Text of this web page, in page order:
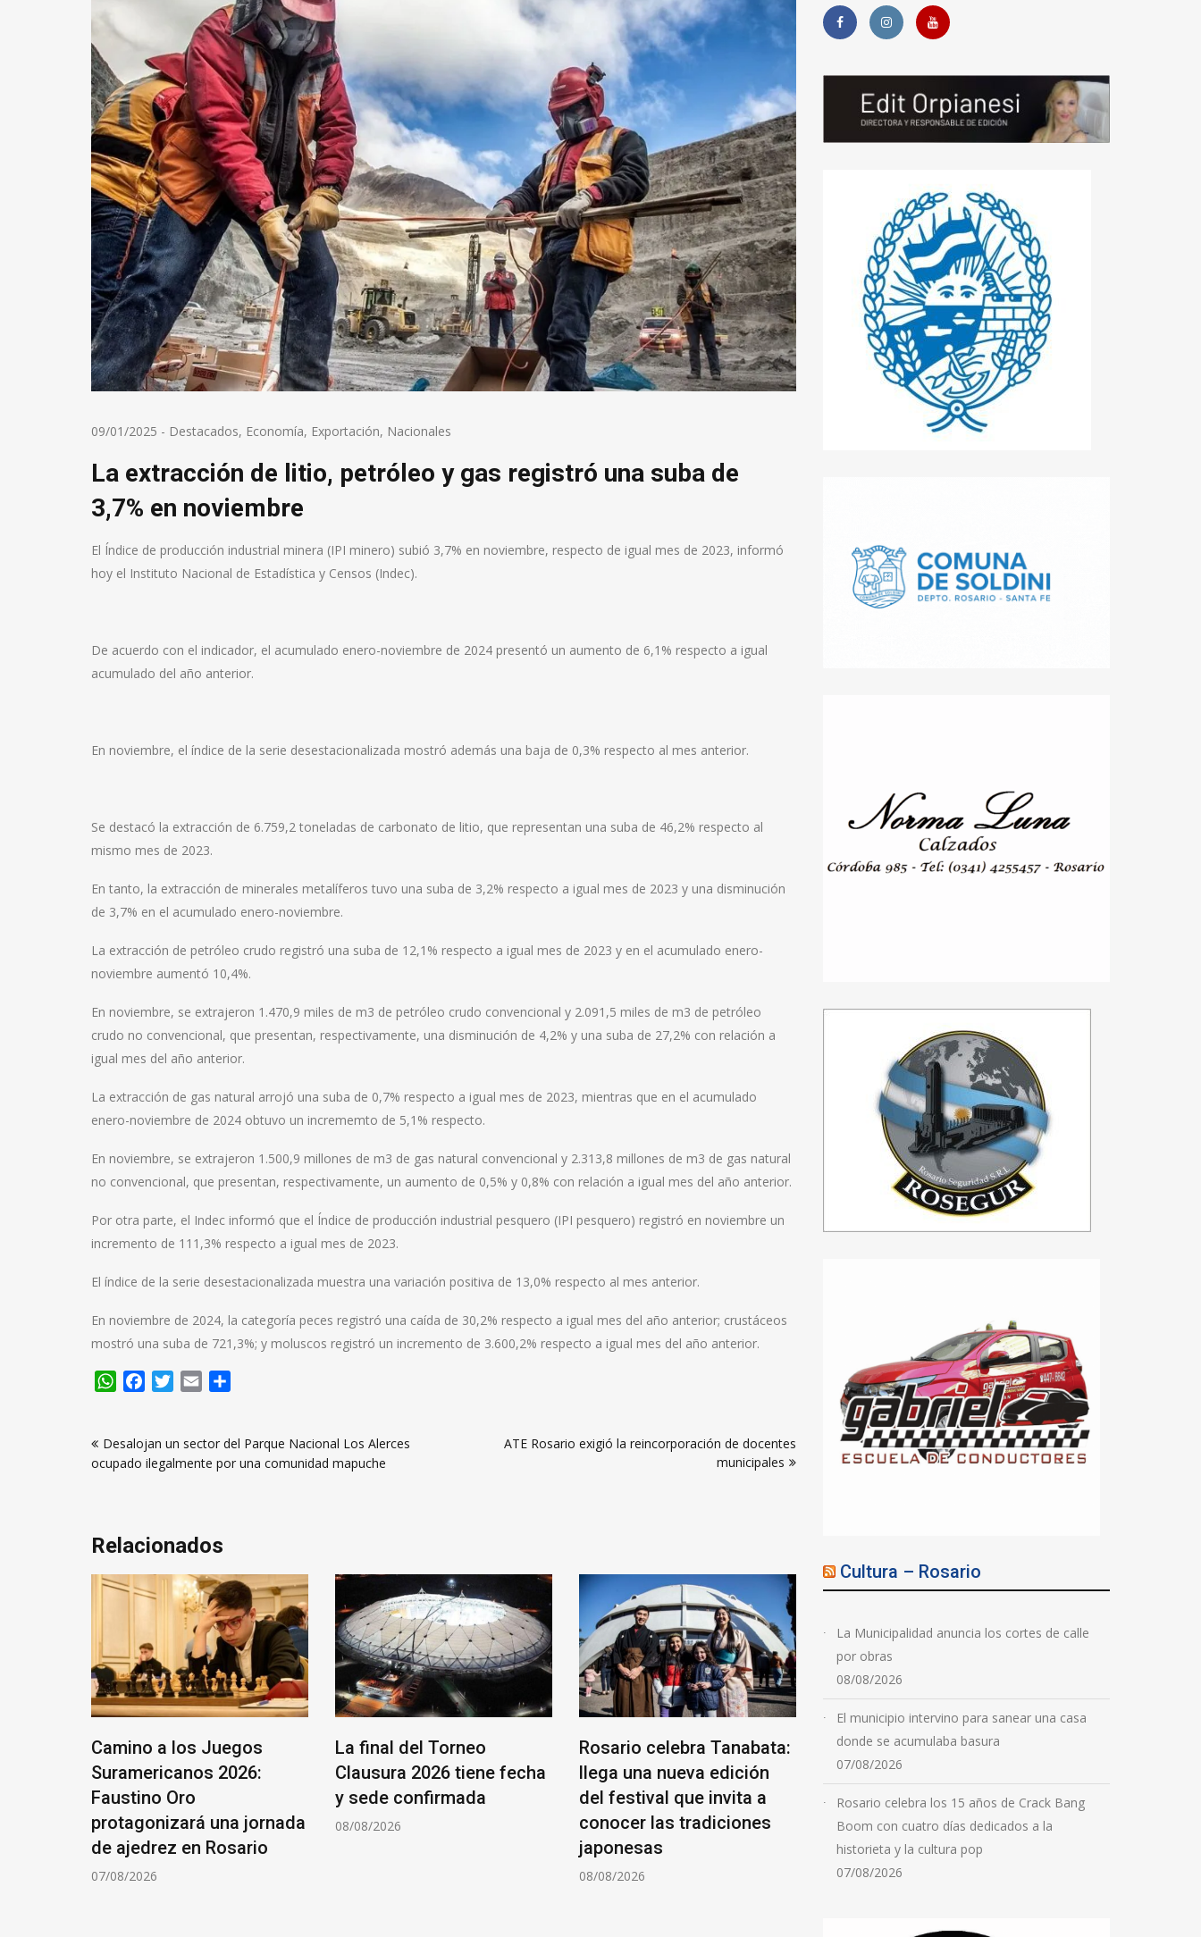
09/01/2025 - Destacados, Economía, Exportación, Nacionales
La extracción de litio, petróleo y gas registró una suba de
3,7% en noviembre
El Índice de producción industrial minera (IPI minero) subió 3,7% en noviembre, respecto de igual mes de 2023, informó
hoy el Instituto Nacional de Estadística y Censos (Indec).
De acuerdo con el indicador, el acumulado enero-noviembre de 2024 presentó un aumento de 6,1% respecto a igual
acumulado del año anterior.
En noviembre, el índice de la serie desestacionalizada mostró además una baja de 0,3% respecto al mes anterior.
Se destacó la extracción de 6.759,2 toneladas de carbonato de litio, que representan una suba de 46,2% respecto al
mismo mes de 2023.
En tanto, la extracción de minerales metalíferos tuvo una suba de 3,2% respecto a igual mes de 2023 y una disminución
de 3,7% en el acumulado enero-noviembre.
La extracción de petróleo crudo registró una suba de 12,1% respecto a igual mes de 2023 y en el acumulado enero-
noviembre aumentó 10,4%.
En noviembre, se extrajeron 1.470,9 miles de m3 de petróleo crudo convencional y 2.091,5 miles de m3 de petróleo
crudo no convencional, que presentan, respectivamente, una disminución de 4,2% y una suba de 27,2% con relación a
igual mes del año anterior.
La extracción de gas natural arrojó una suba de 0,7% respecto a igual mes de 2023, mientras que en el acumulado
enero-noviembre de 2024 obtuvo un incrememto de 5,1% respecto.
En noviembre, se extrajeron 1.500,9 millones de m3 de gas natural convencional y 2.313,8 millones de m3 de gas natural
no convencional, que presentan, respectivamente, un aumento de 0,5% y 0,8% con relación a igual mes del año anterior.
Por otra parte, el Indec informó que el Índice de producción industrial pesquero (IPI pesquero) registró en noviembre un
incremento de 111,3% respecto a igual mes de 2023.
El índice de la serie desestacionalizada muestra una variación positiva de 13,0% respecto al mes anterior.
En noviembre de 2024, la categoría peces registró una caída de 30,2% respecto a igual mes del año anterior; crustáceos
mostró una suba de 721,3%; y moluscos registró un incremento de 3.600,2% respecto a igual mes del año anterior.
WhatsApp
FacebookTwitter
Email
deDesalojan un sector del Parque Nacional Los Alerces
ocupado ilegalmente por una comunidad mapuche
ATE Rosario exigió la reincorporación de docentes
municipales
Relacionados
Camino a los Juegos
Suramericanos 2026:
Faustino Oro
protagonizará una jornada
de ajedrez en Rosario
07/08/2026
La final del Torneo
Clausura 2026 tiene fecha
y sede confirmada
08/08/2026
Rosario celebra Tanabata:
llega una nueva edición
del festival que invita a
conocer las tradiciones
japonesas
08/08/2026
Mauricio Pochettino
renovó contrato con la
selección de Estados
Unidos hasta 2030
08/08/2026
Cultura – Rosario
La Municipalidad anuncia los cortes de calle
por obras
08/08/2026
El municipio intervino para sanear una casa
donde se acumulaba basura
07/08/2026
Rosario celebra los 15 años de Crack Bang
Boom con cuatro días dedicados a la
historieta y la cultura pop
07/08/2026